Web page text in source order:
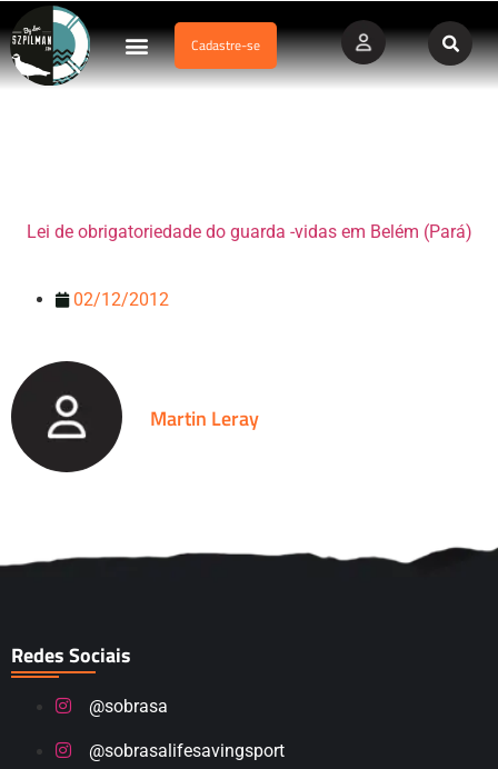
Cadastre-se
Lei de obrigatoriedade do guarda-vidas em Belém (Pará)
Lei de obrigatoriedade do guarda -vidas em Belém (Pará)
02/12/2012
Martin Leray
Redes Sociais
@sobrasa
@sobrasalifesavingsport